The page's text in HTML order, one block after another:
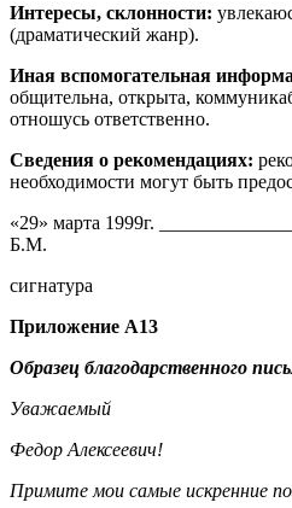
Интересы, склонности:
(драматический жанр).
Иная вспомогательная
общительна, открыта,
отношусь ответственно.
Сведения о рекомендациях:
необходимости могут быть
«29» марта 1999г.
Б.М.
сигнатура
Приложение А13
Образец благодарственного
Уважаемый
Федор Алексеевич!
Примите мои самые искренние